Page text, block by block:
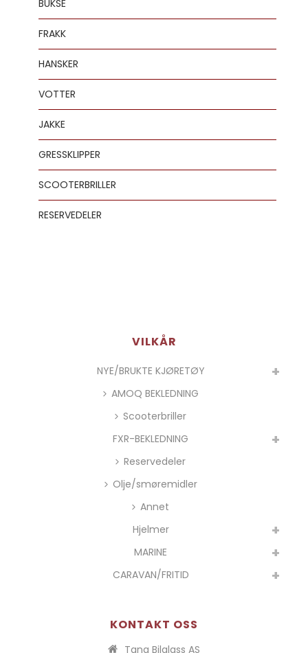
BUKSE
FRAKK
HANSKER
VOTTER
JAKKE
GRESSKLIPPER
SCOOTERBRILLER
RESERVEDELER
VILKÅR
NYE/BRUKTE KJØRETØY
AMOQ BEKLEDNING
Scooterbriller
FXR-BEKLEDNING
Reservedeler
Olje/smøremidler
Annet
Hjelmer
MARINE
CARAVAN/FRITID
KONTAKT OSS
Tana Bilglass AS